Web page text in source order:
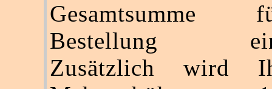
Bestellung
Zusätzlich wird